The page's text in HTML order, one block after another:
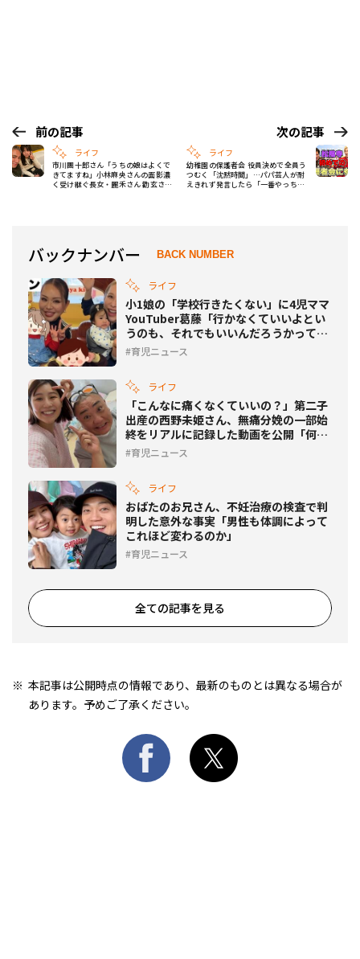
前の記事
ライフ
市川團十郎さん「うちの娘はよくで
きてますね」小林麻央さんの面影濃
く受け継ぐ長女・麗禾さん 勸玄さん
次の記事
ライフ
幼稚園の保護者会 役員決めで全員う
つむく「沈黙時間」…パパ芸人が耐
えきれず発言したら「一番やっちゃ
バックナンバー BACK NUMBER
ライフ
小1娘の「学校行きたくない」に4児ママ
YouTuber葛藤「行かなくていいよとい
うのも、それでもいいんだろうかって思
うし」
育児ニュース
ライフ
「こんなに痛くなくていいの？」第二子
出産の西野未姫さん、無痛分娩の一部始
終をリアルに記録した動画を公開「何が
起きたのか」
育児ニュース
ライフ
おばたのお兄さん、不妊治療の検査で判
明した意外な事実「男性も体調によって
これほど変わるのか」
育児ニュース
全ての記事を見る
本記事は公開時点の情報であり、最新のものとは異なる場合が
あります。予めご了承ください。